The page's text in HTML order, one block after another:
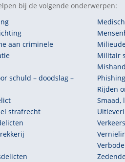
bij de volgende onderwerpen:
aan criminele
schuld – doodslag –
strafrecht
Militair
Phishing
Rijden
Smaad,